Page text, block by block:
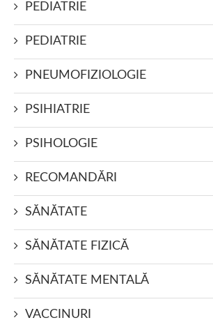
PEDIATRIE
PEDIATRIE
PNEUMOFIZIOLOGIE
PSIHIATRIE
PSIHOLOGIE
RECOMANDĂRI
SĂNĂTATE
SĂNĂTATE FIZICĂ
SĂNĂTATE MENTALĂ
VACCINURI